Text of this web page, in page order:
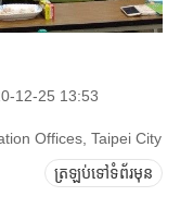
12-25 13:53
Offices, Taipei City
ត្រឡប់ទៅទំព័រមុន